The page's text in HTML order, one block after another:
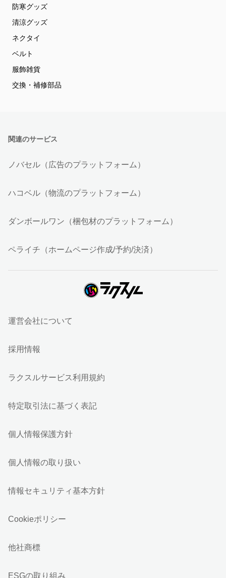
防寒グッズ
清涼グッズ
ネクタイ
ベルト
服飾雑貨
交換・補修部品
関連のサービス
ノバセル（広告のプラットフォーム）
ハコベル（物流のプラットフォーム）
ダンボールワン（梱包材のプラットフォーム）
ペライチ（ホームページ作成/予約/決済）
運営会社について
採用情報
ラクスルサービス利用規約
特定取引法に基づく表記
個人情報保護方針
個人情報の取り扱い
情報セキュリティ基本方針
Cookieポリシー
他社商標
ESGの取り組み